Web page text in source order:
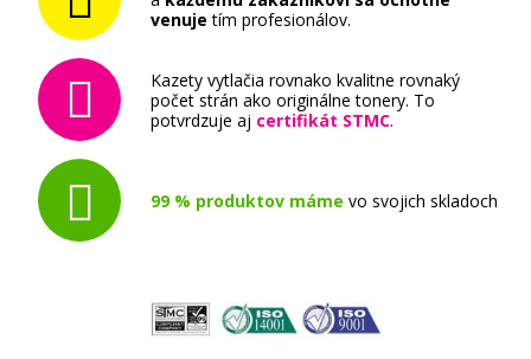
venuje tím profesionálov.
Kazety vytlačia rovnako kvalitne rovnaký
počet strán ako originálne tonery. To
potvrdzuje aj certifikát STMC.
99 % produktov máme vo svojich skladoch